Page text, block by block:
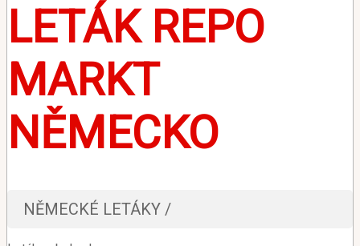
LETÁK REPO
MARKT
NĚMECKO
NĚMECKÉ LETÁKY /